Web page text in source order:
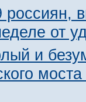
россиян,
от
и